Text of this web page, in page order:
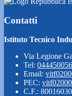
Contatti
Istituto Tecnico
Via Legione
Tel:
Email:
PEC:
C.F.: